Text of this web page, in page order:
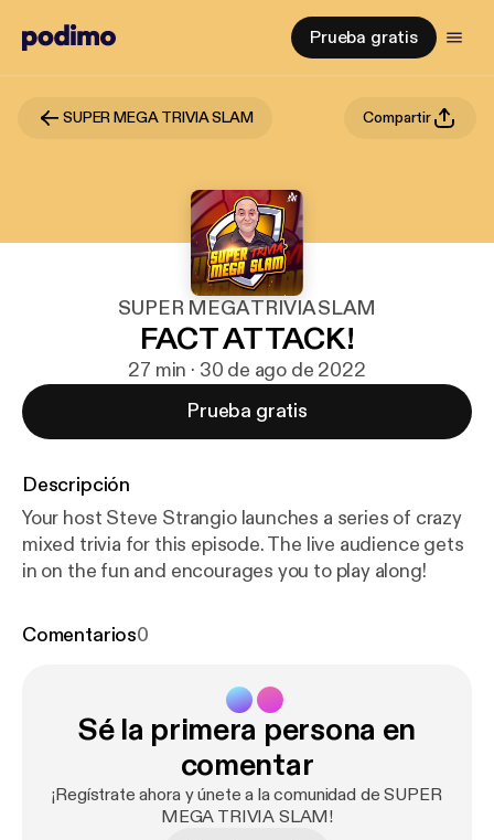
Prueba gratis
SUPER MEGA TRIVIA SLAM Compartir
SUPER MEGA TRIVIA SLAM
FACT ATTACK!
27 min · 30 de ago de 2022
Prueba gratis
Descripción
Your host Steve Strangio launches a series of crazy
mixed trivia for this episode. The live audience gets
in on the fun and encourages you to play along!
Comentarios0
Sé la primera persona en
comentar
¡Regístrate ahora y únete a la comunidad de SUPER
MEGA TRIVIA SLAM!